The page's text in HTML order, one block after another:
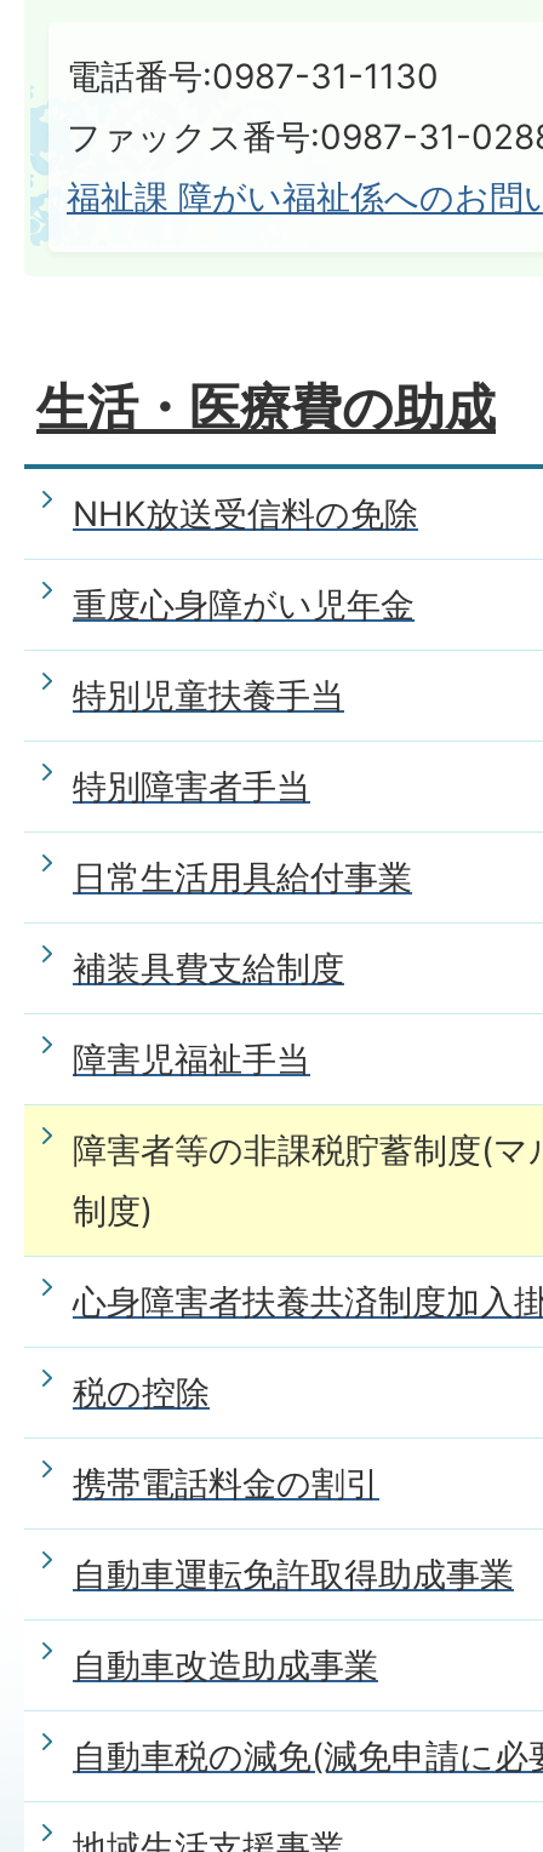
電話番号:0987-31-1130
ファックス番号:0987-31-
福祉課 障がい福祉係へのお問
生活・医療費の助成
NHK放送受信料の免除
重度心身障がい児年金
特別児童扶養手当
特別障害者手当
日常生活用具給付事業
補装具費支給制度
障害児福祉手当
障害者等の非課税貯蓄制度(
制度)
心身障害者扶養共済制度加入
税の控除
携帯電話料金の割引
自動車運転免許取得助成事業
自動車改造助成事業
自動車税の減免(減免申請に